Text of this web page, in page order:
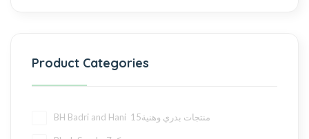
Product Categories
BH Badri and Hani منتجات بدري وهنية15